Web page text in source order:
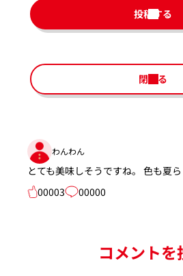
投稿する
閉じる
わんわん
とても美味しそうですね。 色も夏ら
00003
00000
コメントを